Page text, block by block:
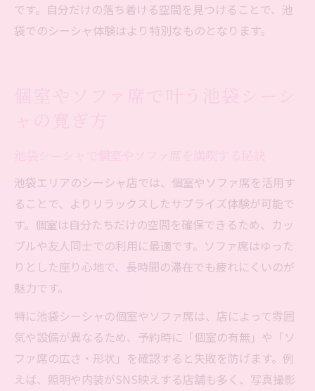
です。自分だけの落ち着ける空間を見つけることで、池
袋でのシーシャ体験はより特別なものとなります。
池袋エリアのシーシャ店では、個室やソファ席を活用す
ることで、よりリラックスしたサプライズ体験が可能で
す。個室は自分たちだけの空間を確保できるため、カッ
プルや友人同士での利用に最適です。ソファ席はゆった
りとした座り心地で、長時間の滞在でも疲れにくいのが
魅力です。
特に池袋シーシャの個室やソファ席は、店によって雰囲
気や設備が異なるため、予約時に「個室の有無」や「ソ
ファ席の広さ・形状」を確認すると失敗を防げます。例
えば、照明や内装がSNS映えする店舗も多く、写真撮影